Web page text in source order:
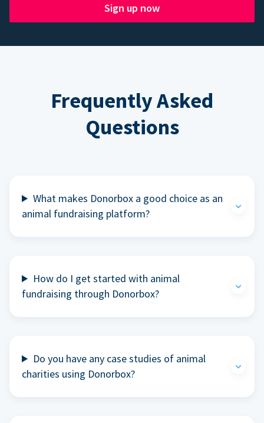
Sign up now
Frequently Asked
Questions
What makes Donorbox a good choice as an
animal fundraising platform?
How do I get started with animal
fundraising through Donorbox?
Do you have any case studies of animal
charities using Donorbox?